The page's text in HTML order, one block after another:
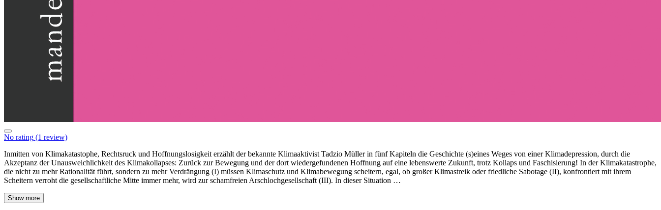
No rating (1 review)
Inmitten von Klimakatastophe, Rechtsruck und Hoffnungslosigkeit erzählt der bekannte Klimaaktivist Tadzio Müller in fünf Kapiteln die Geschichte (s)eines Weges von einer Klimadepression, durch die
Akzeptanz der Unausweichlichkeit des Klimakollapses: Zurück zur Bewegung und der dort wiedergefundenen Hoffnung auf eine lebenswerte Zukunft, trotz Kollaps und Faschisierung! In der Klimakatastrophe,
die nicht zu mehr Rationalität führt, sondern zu mehr Verdrängung (I) müssen Klimaschutz und Klimabewegung scheitern, egal, ob großer Klimastreik oder friedliche Sabotage (II), konfrontiert mit ihrem
Scheitern verroht die gesellschaftliche Mitte immer mehr, wird zur schamfreien Arschlochgesellschaft (III). In dieser Situation …
Show more